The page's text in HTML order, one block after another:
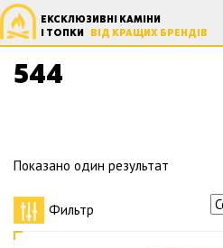
ЕКСКЛЮЗИВНІ КАМІНИ
І ТОПКИ ВІД КРАЩИХ БРЕНДІВ
544
Головна Товар Высота, мм
Показано один результат
Фильтр